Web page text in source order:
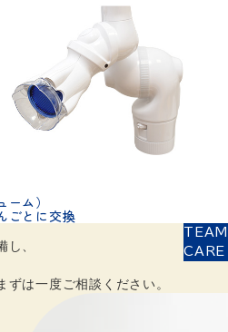
ム）
ごとに交換
TEAM
CARE
、
は一度ご相談ください。